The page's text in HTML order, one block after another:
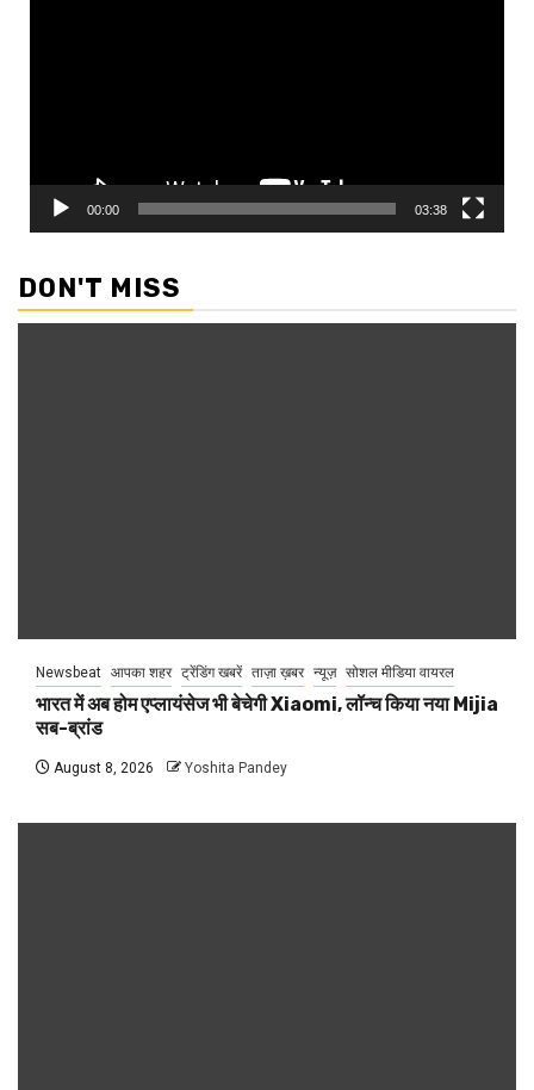
00:00 03:38
DON'T MISS
Newsbeat आपका शहर ट्रेंडिंग खबरें ताज़ा ख़बर न्यूज़ सोशल मीडिया वायरल
भारत में अब होम एप्लायंसेज भी बेचेगी Xiaomi, लॉन्च किया नया Mijia
सब-ब्रांड
August 8, 2026 Yoshita Pandey